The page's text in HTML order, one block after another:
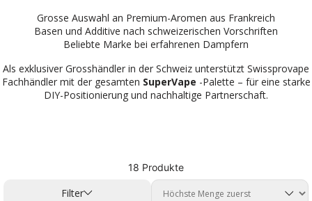
Grosse Auswahl an Premium-Aromen aus Frankreich
Basen und Additive nach schweizerischen Vorschriften
Beliebte Marke bei erfahrenen Dampfern
Als exklusiver Grosshändler in der Schweiz unterstützt Swissprovape
Fachhändler mit der gesamten SuperVape -Palette – für eine starke
DIY-Positionierung und nachhaltige Partnerschaft.
18 Produkte
Filter